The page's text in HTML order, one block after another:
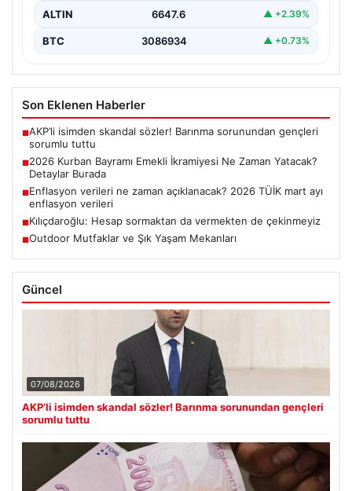
ALTIN 6647.6 ▲ +2.39%
BTC 3086934 ▲ +0.73%
Son Eklenen Haberler
■AKP’li isimden skandal sözler! Barınma sorunundan gençleri
sorumlu tuttu
■2026 Kurban Bayramı Emekli İkramiyesi Ne Zaman Yatacak?
Detaylar Burada
■Enflasyon verileri ne zaman açıklanacak? 2026 TÜİK mart ayı
enflasyon verileri
■Kılıçdaroğlu: Hesap sormaktan da vermekten de çekinmeyiz
■Outdoor Mutfaklar ve Şık Yaşam Mekanları
Güncel
07/08/2026
AKP’li isimden skandal sözler! Barınma sorunundan gençleri
sorumlu tuttu